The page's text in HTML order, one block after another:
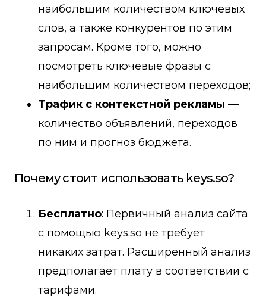
наибольшим количеством ключевых
слов, а также конкурентов по этим
запросам. Кроме того, можно
посмотреть ключевые фразы с
наибольшим количеством переходов;
Трафик с контекстной рекламы —
количество объявлений, переходов
по ним и прогноз бюджета.
Почему стоит использовать keys.so?
Бесплатно: Первичный анализ сайта
с помощью keys.so не требует
никаких затрат. Расширенный анализ
предполагает плату в соответствии с
тарифами.